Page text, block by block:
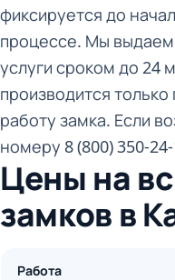
фиксируется до
процессе. Мы
услуги сроком до 24
производится
работу замка. Если
номеру 8 (800) 350-
Цены на
замков в
Работа